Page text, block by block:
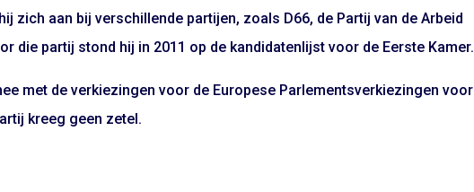
zich aan bij verschillende partijen, zoals D66, de Partij van de Arbeid
die partij stond hij in 2011 op de kandidatenlijst voor de Eerste Kamer.
met de verkiezingen voor de Europese Parlementsverkiezingen voor
kreeg geen zetel.